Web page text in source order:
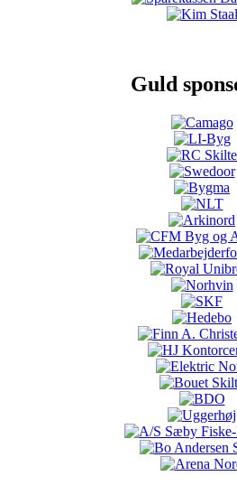
Guld